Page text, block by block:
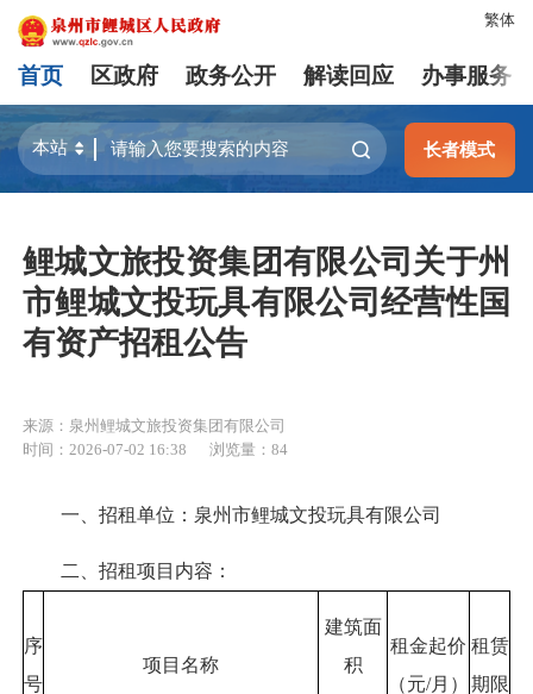
繁体
首页 区政府 政务公开 解读回应 办事服务
长者模式
鲤城文旅投资集团有限公司关于州
市鲤城文投玩具有限公司经营性国
有资产招租公告
来源：泉州鲤城文旅投资集团有限公司
时间：2026-07-02 16:38
浏览量： 84
一、招租单位：泉州市鲤城文投玩具有限公司
二、招租项目内容：
序
号
项目名称
建筑面
积
租金起价
（元/月）
租赁
期限